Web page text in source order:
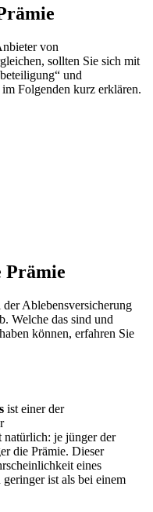
von
sollten Sie sich mit
und
Folgenden kurz erklären.
Prämie
Ablebensversicherung
Welche das sind und
können, erfahren Sie
ist einer der
natürlich: je jünger der
die Prämie. Dieser
eines
ist als bei einem